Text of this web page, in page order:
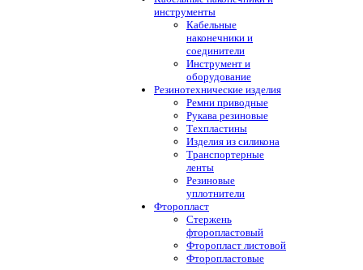
инструменты
Кабельные
наконечники и
соединители
Инструмент и
оборудование
Резинотехнические изделия
Ремни приводные
Рукава резиновые
Техпластины
Изделия из силикона
Транспортерные
ленты
Резиновые
уплотнители
Фторопласт
Стержень
фторопластовый
Фторопласт листовой
Фторопластовые